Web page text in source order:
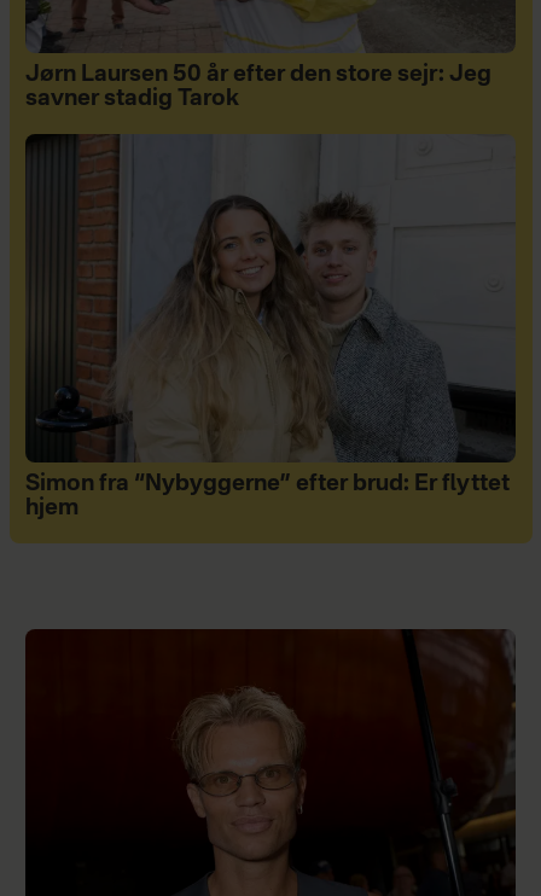
Jørn Laursen 50 år efter den store sejr: Jeg
savner stadig Tarok
Simon fra “Nybyggerne” efter brud: Er flyttet
hjem